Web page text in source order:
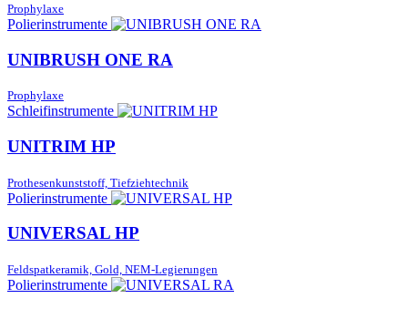
Prophylaxe
Polierinstrumente
UNIBRUSH ONE RA
Prophylaxe
Schleifinstrumente
UNITRIM HP
Prothesenkunststoff, Tiefziehtechnik
Polierinstrumente
UNIVERSAL HP
Feldspatkeramik, Gold, NEM-Legierungen
Polierinstrumente